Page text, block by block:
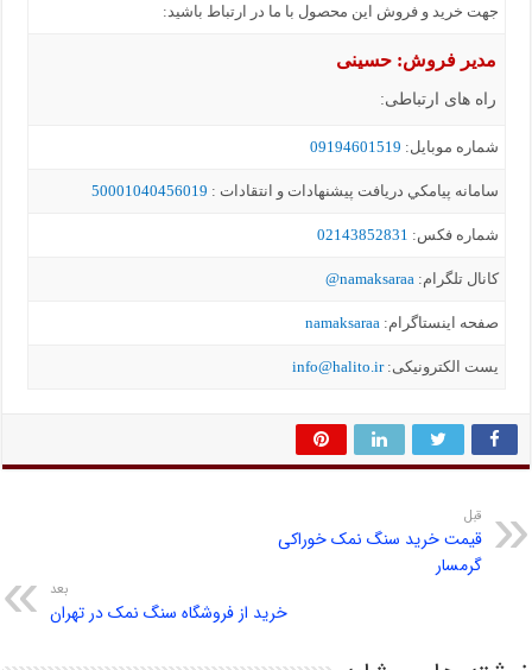
جهت خرید و فروش این محصول با ما در ارتباط باشید:
مدیر فروش: حسینی
راه های ارتباطی:
شماره موبايل: 09194601519
سامانه پيامکي دریافت پیشنهادات و انتقادات : 50001040456019
شماره فکس: 02143852831
کانال تلگرام:namaksaraa@
صفحه اینستاگرام:namaksaraa
یست الکترونیکی:info@halito.ir
قبل
قیمت خرید سنگ نمک خوراکی
گرمسار
بعد
خرید از فروشگاه سنگ نمک در تهران